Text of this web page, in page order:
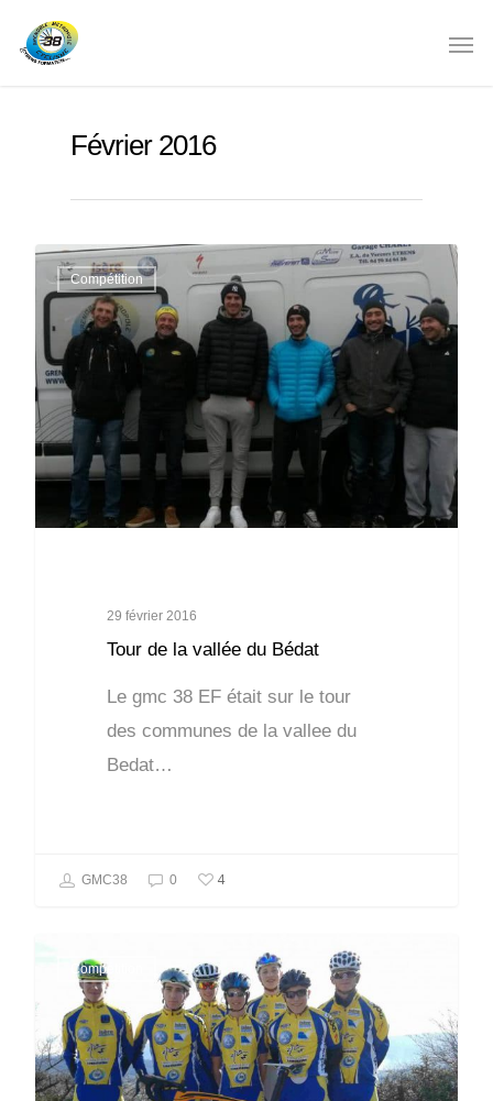
Février 2016
Compétition
29 février 2016
Tour de la vallée du Bédat
Le gmc 38 EF était sur le tour
des communes de la vallee du
Bedat…
GMC38 0 4
Compétition